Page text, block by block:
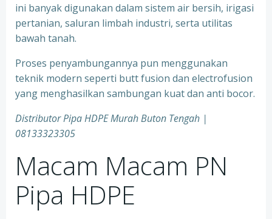
ini banyak digunakan dalam sistem air bersih, irigasi
pertanian, saluran limbah industri, serta utilitas
bawah tanah.
Proses penyambungannya pun menggunakan
teknik modern seperti butt fusion dan electrofusion
yang menghasilkan sambungan kuat dan anti bocor.
Distributor Pipa HDPE Murah Buton Tengah |
08133323305
Macam Macam PN
Pipa HDPE